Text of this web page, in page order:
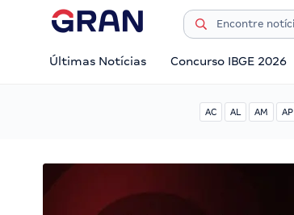
Últimas Notícias Concurso IBGE 2026
AC AL AM AP